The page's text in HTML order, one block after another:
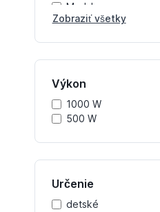
Madshus
Gravity
Zobraziť všetky
Výkon
1000 W
500 W
Určenie
detské